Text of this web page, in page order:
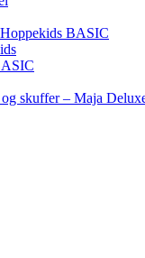
BASIC
skuffer – Maja